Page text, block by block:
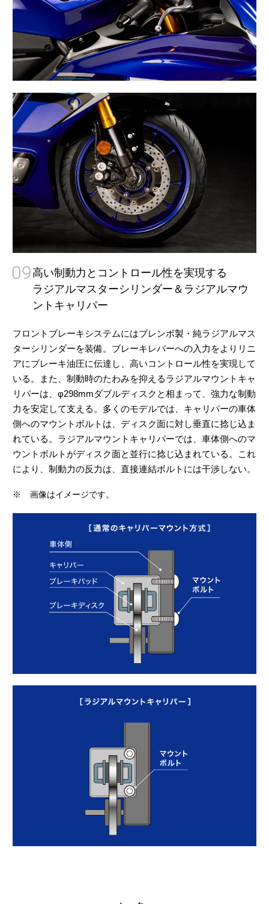
09高い制動力とコントロール性を実現する
ラジアルマスターシリンダー＆ラジアルマウ
ントキャリパー
フロントブレーキシステムにはブレンボ製・純ラジアルマス
ターシリンダーを装備。ブレーキレバーへの入力をよりリニ
アにブレーキ油圧に伝達し、高いコントロール性を実現して
いる。また、制動時のたわみを抑えるラジアルマウントキャ
リパーは、φ298mmダブルディスクと相まって、強力な制動
力を安定して支える。多くのモデルでは、キャリパーの車体
側へのマウントボルトは、ディスク面に対し垂直に捻じ込ま
れている。ラジアルマウントキャリパーでは、車体側へのマ
ウントボルトがディスク面と並行に捻じ込まれている。これ
により、制動力の反力は、直接連結ボルトには干渉しない。
※ 画像はイメージです。